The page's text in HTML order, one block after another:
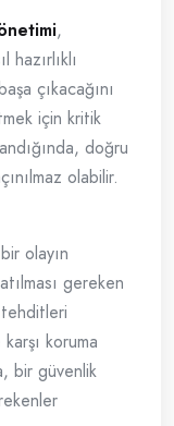
,
hazırlıklı
çıkacağını
için kritik
doğru
olabilir.
bir olayın
gereken
tehditleri
koruma
bir güvenlik